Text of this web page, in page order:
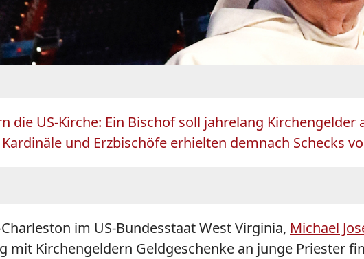
die US-Kirche: Ein Bischof soll jahrelang
und Erzbischöfe erhielten demnach Schecks
im US-Bundesstaat West Virginia, Michael
mit Kirchengeldern Geldgeschenke an junge Priester